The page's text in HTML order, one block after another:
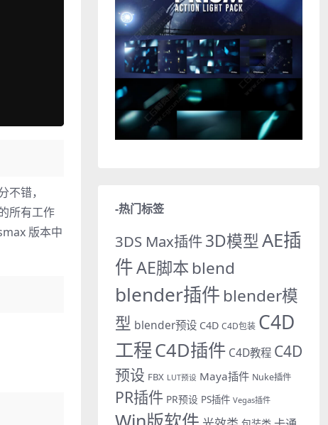
错，
所有工作
版本中
-热门标签
3DS Max插件3D模型AE插
件AE脚本 blend
blender插件 blender模
型 blender预设 C4D C4D包装 C4D
工程C4D插件 C4D教程 C4D
预设 FBX LUT预设 Maya插件 Nuke插件
PR插件 PR预设 PS插件 Vegas插件